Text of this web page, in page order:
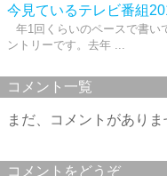
今見ているテレビ番組
年1回くらいのペースで書い
ントリーです。去年 ...
コメント一覧
まだ、コメントがありま
コメントをどうぞ